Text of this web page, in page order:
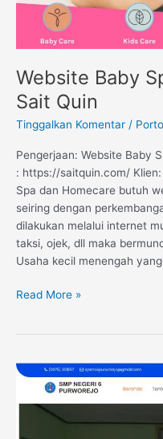
Website Baby
Sait Quin
Tinggalkan Komentar /
Pengerjaan: Website Baby
: https://saitquin.com/
Spa dan Homecare butuh
seiring dengan
dilakukan melalui internet
taksi, ojek, dll maka
Usaha kecil menengah
Read More »
Website
SMPN
6
Purworejo